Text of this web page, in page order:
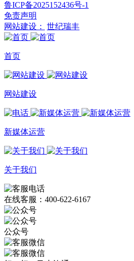
鲁ICP备2025152436号-1
免责声明
网站建设：
世纪瑞丰
首页
网站建设
新媒体运营
关于我们
在线客服：400-622-6167
公众号